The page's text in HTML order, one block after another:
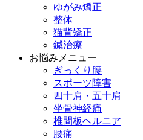
ゆがみ矯正
整体
猫背矯正
鍼治療
お悩みメニュー
ぎっくり腰
スポーツ障害
四十肩・五十肩
坐骨神経痛
椎間板ヘルニア
腰痛